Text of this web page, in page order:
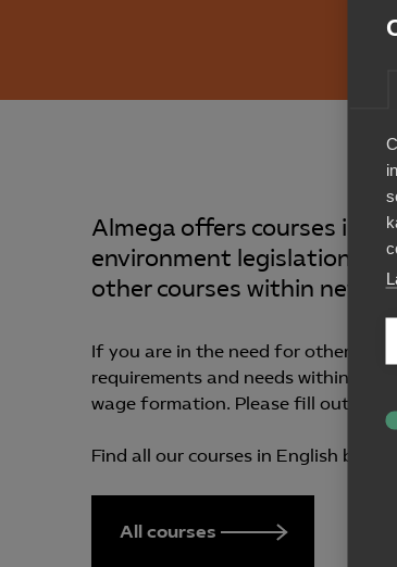
Almega offers courses in
environment legislation as
other courses within new
If you are in the need for other
requirements and needs within
wage formation. Please fill out this
Find all our courses in English by
All courses